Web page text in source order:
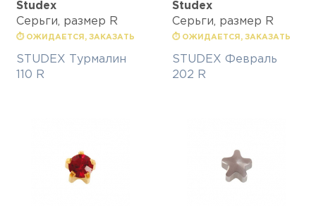
Studex
Серьги, размер R
⏱ ОЖИДАЕТСЯ, ЗАКАЗАТЬ
STUDEX Турмалин
110 R
Studex
Серьги, размер R
⏱ ОЖИДАЕТСЯ, ЗАКАЗАТЬ
STUDEX Февраль
202 R